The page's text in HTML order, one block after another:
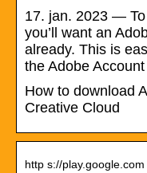
17. jan. 2023 —
you’ll want an
already. This is
the Adobe
How to download
Creative Cloud
http s://play.google.com